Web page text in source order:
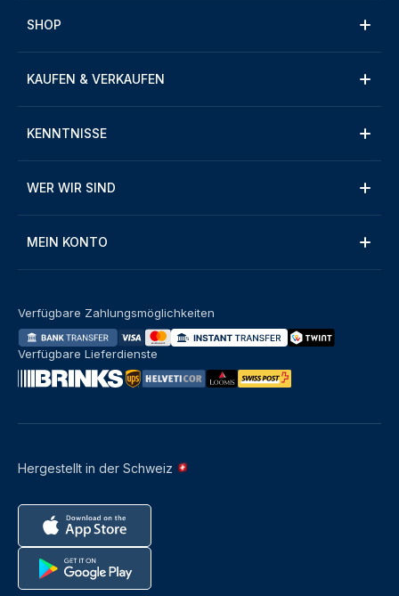
SHOP
KAUFEN & VERKAUFEN
KENNTNISSE
WER WIR SIND
MEIN KONTO
Hergestellt in der Schweiz
Verfügbare Zahlungsmöglichkeiten
Verfügbare Lieferdienste